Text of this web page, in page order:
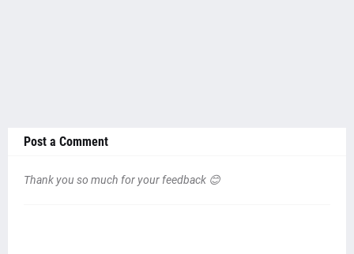
Post a Comment
Thank you so much for your feedback 😊